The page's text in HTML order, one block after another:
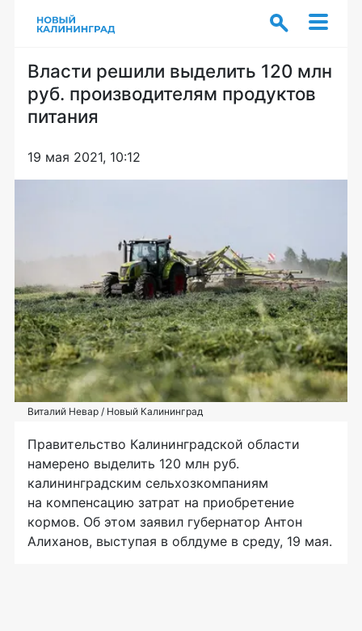
Власти решили выделить 120 млн
руб. производителям продуктов
питания
19 мая 2021, 10:12
Виталий Невар / Новый Калининград
Правительство Калининградской области
намерено выделить 120 млн руб.
калининградским сельхозкомпаниям
на компенсацию затрат на приобретение
кормов. Об этом заявил губернатор Антон
Алиханов, выступая в облдуме в среду, 19 мая.